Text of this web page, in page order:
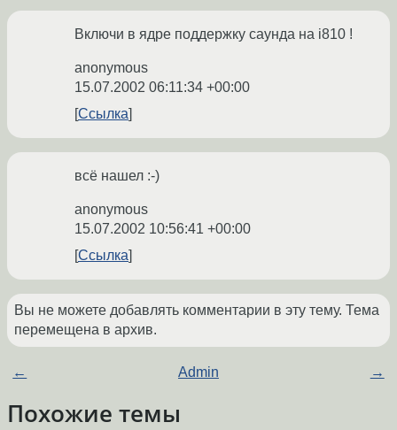
Включи в ядре поддержку саунда на i810 !
anonymous
15.07.2002 06:11:34 +00:00
Ссылка
всё нашел :-)
anonymous
15.07.2002 10:56:41 +00:00
Ссылка
Вы не можете добавлять комментарии в эту тему. Тема
перемещена в архив.
← Admin →
Похожие темы